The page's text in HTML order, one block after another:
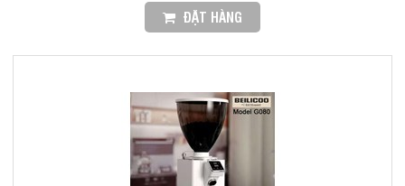
ĐẶT HÀNG